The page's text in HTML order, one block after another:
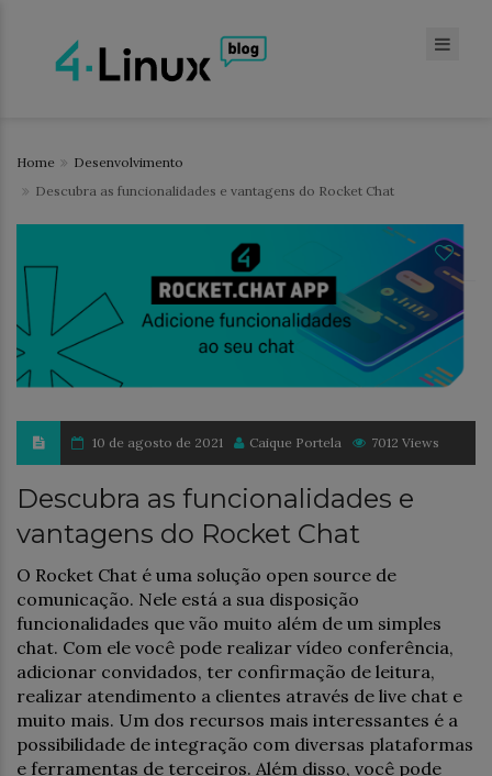
Home
Desenvolvimento
Descubra as funcionalidades e vantagens do Rocket Chat
10 de agosto de 2021 Caique Portela 7012 Views
Descubra as funcionalidades e
vantagens do Rocket Chat
O Rocket Chat é uma solução open source de
comunicação. Nele está a sua disposição
funcionalidades que vão muito além de um simples
chat. Com ele você pode realizar vídeo conferência,
adicionar convidados, ter confirmação de leitura,
realizar atendimento a clientes através de live chat e
muito mais. Um dos recursos mais interessantes é a
possibilidade de integração com diversas plataformas
e ferramentas de terceiros. Além disso, você pode